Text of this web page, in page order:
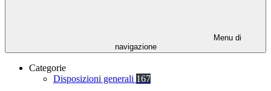
Menu di
navigazione
Categorie
Disposizioni generali 167